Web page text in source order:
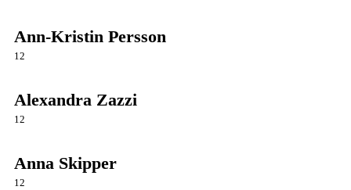
Ann-Kristin Persson
12
Alexandra Zazzi
12
Anna Skipper
12